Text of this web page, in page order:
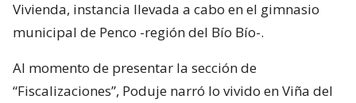
Vivienda, instancia llevada a cabo en el gimnasio
municipal de Penco -región del Bío Bío-.
Al momento de presentar la sección de
“Fiscalizaciones”, Poduje narró lo vivido en Viña del